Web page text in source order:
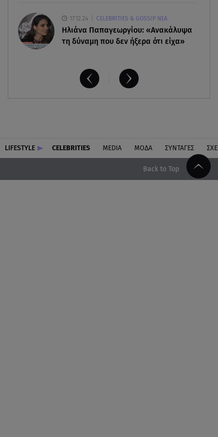
17.12.24 CELEBRITIES & GOSSIP ΝΕΑ
Ηλιάνα Παπαγεωργίου: «Ανακάλυψα
τη δύναμη που δεν ήξερα ότι είχα»
LIFESTYLE CELEBRITIES MEDIA ΜΟΔΑ ΣΥΝΤΑΓΕΣ
Back to Top